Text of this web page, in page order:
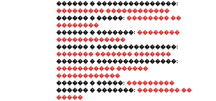
������ � ���������������:
��������� ������������
������ � �����: �������� ��
��������
������ � �������: ��������
�������������
������ � ���������������:
������� ������� �������
������ � ���������������:
����������� ������
������������
������ � �����: ���������
������ � �������: �������� ��
�����